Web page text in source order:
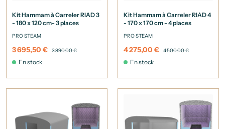
Kit Hammam à Carreler RIAD 3
- 180 x 120 cm- 3 places
PRO STEAM
3 695,50 € 3 890,00 €
En stock
Kit Hammam à Carreler RIAD 4
- 170 x 170 cm - 4 places
PRO STEAM
4 275,00 € 4 500,00 €
En stock